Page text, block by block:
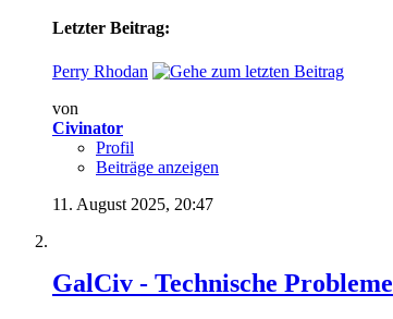
Letzter Beitrag:
Perry Rhodan
von
Civinator
Profil
Beiträge anzeigen
11. August 2025, 20:47
GalCiv - Technische Probleme